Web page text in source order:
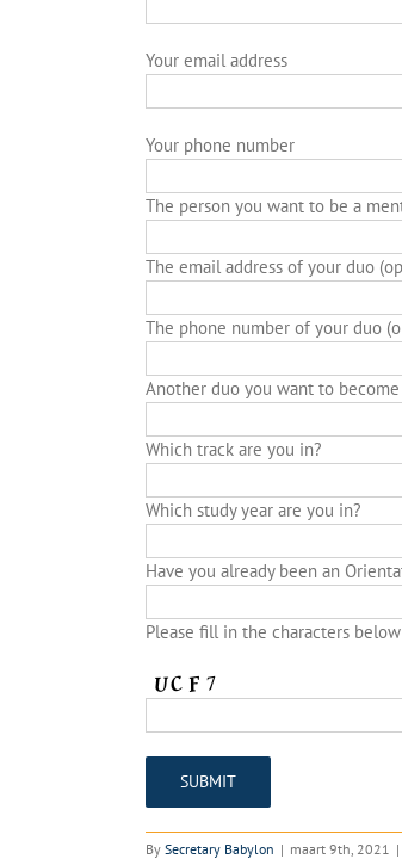
Your email address
Your phone number
The person you want to be a
The email address of your duo
The phone number of your duo
Another duo you want to
Which track are you in?
Which study year are you in?
Have you already been an
Please fill in the characters
By Secretary Babylon | maart 9th, 2021 |